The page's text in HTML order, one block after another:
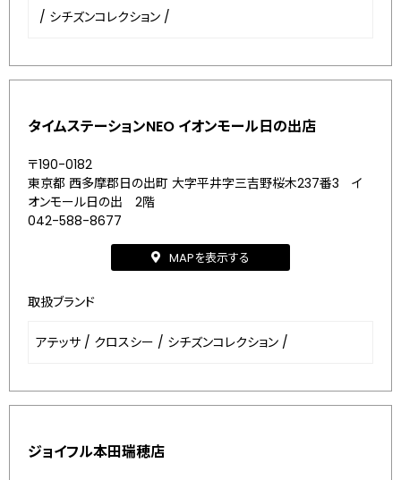
/ シチズンコレクション /
タイムステーションNEO イオンモール日の出店
〒190-0182
東京都 西多摩郡日の出町 大字平井字三吉野桜木237番3 イ
オンモール日の出 2階
042-588-8677
MAPを表示する
取扱ブランド
アテッサ / クロスシー / シチズンコレクション /
ジョイフル本田瑞穂店